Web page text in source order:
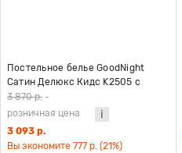
Постельное белье GoodNight
Сатин Делюкс Кидс K2505 с
компаньоном 1,5 сп. (с нав. 50х70)
3 870 р. -
розничная цена
3 093 р.
Вы экономите 777 р. (21%)